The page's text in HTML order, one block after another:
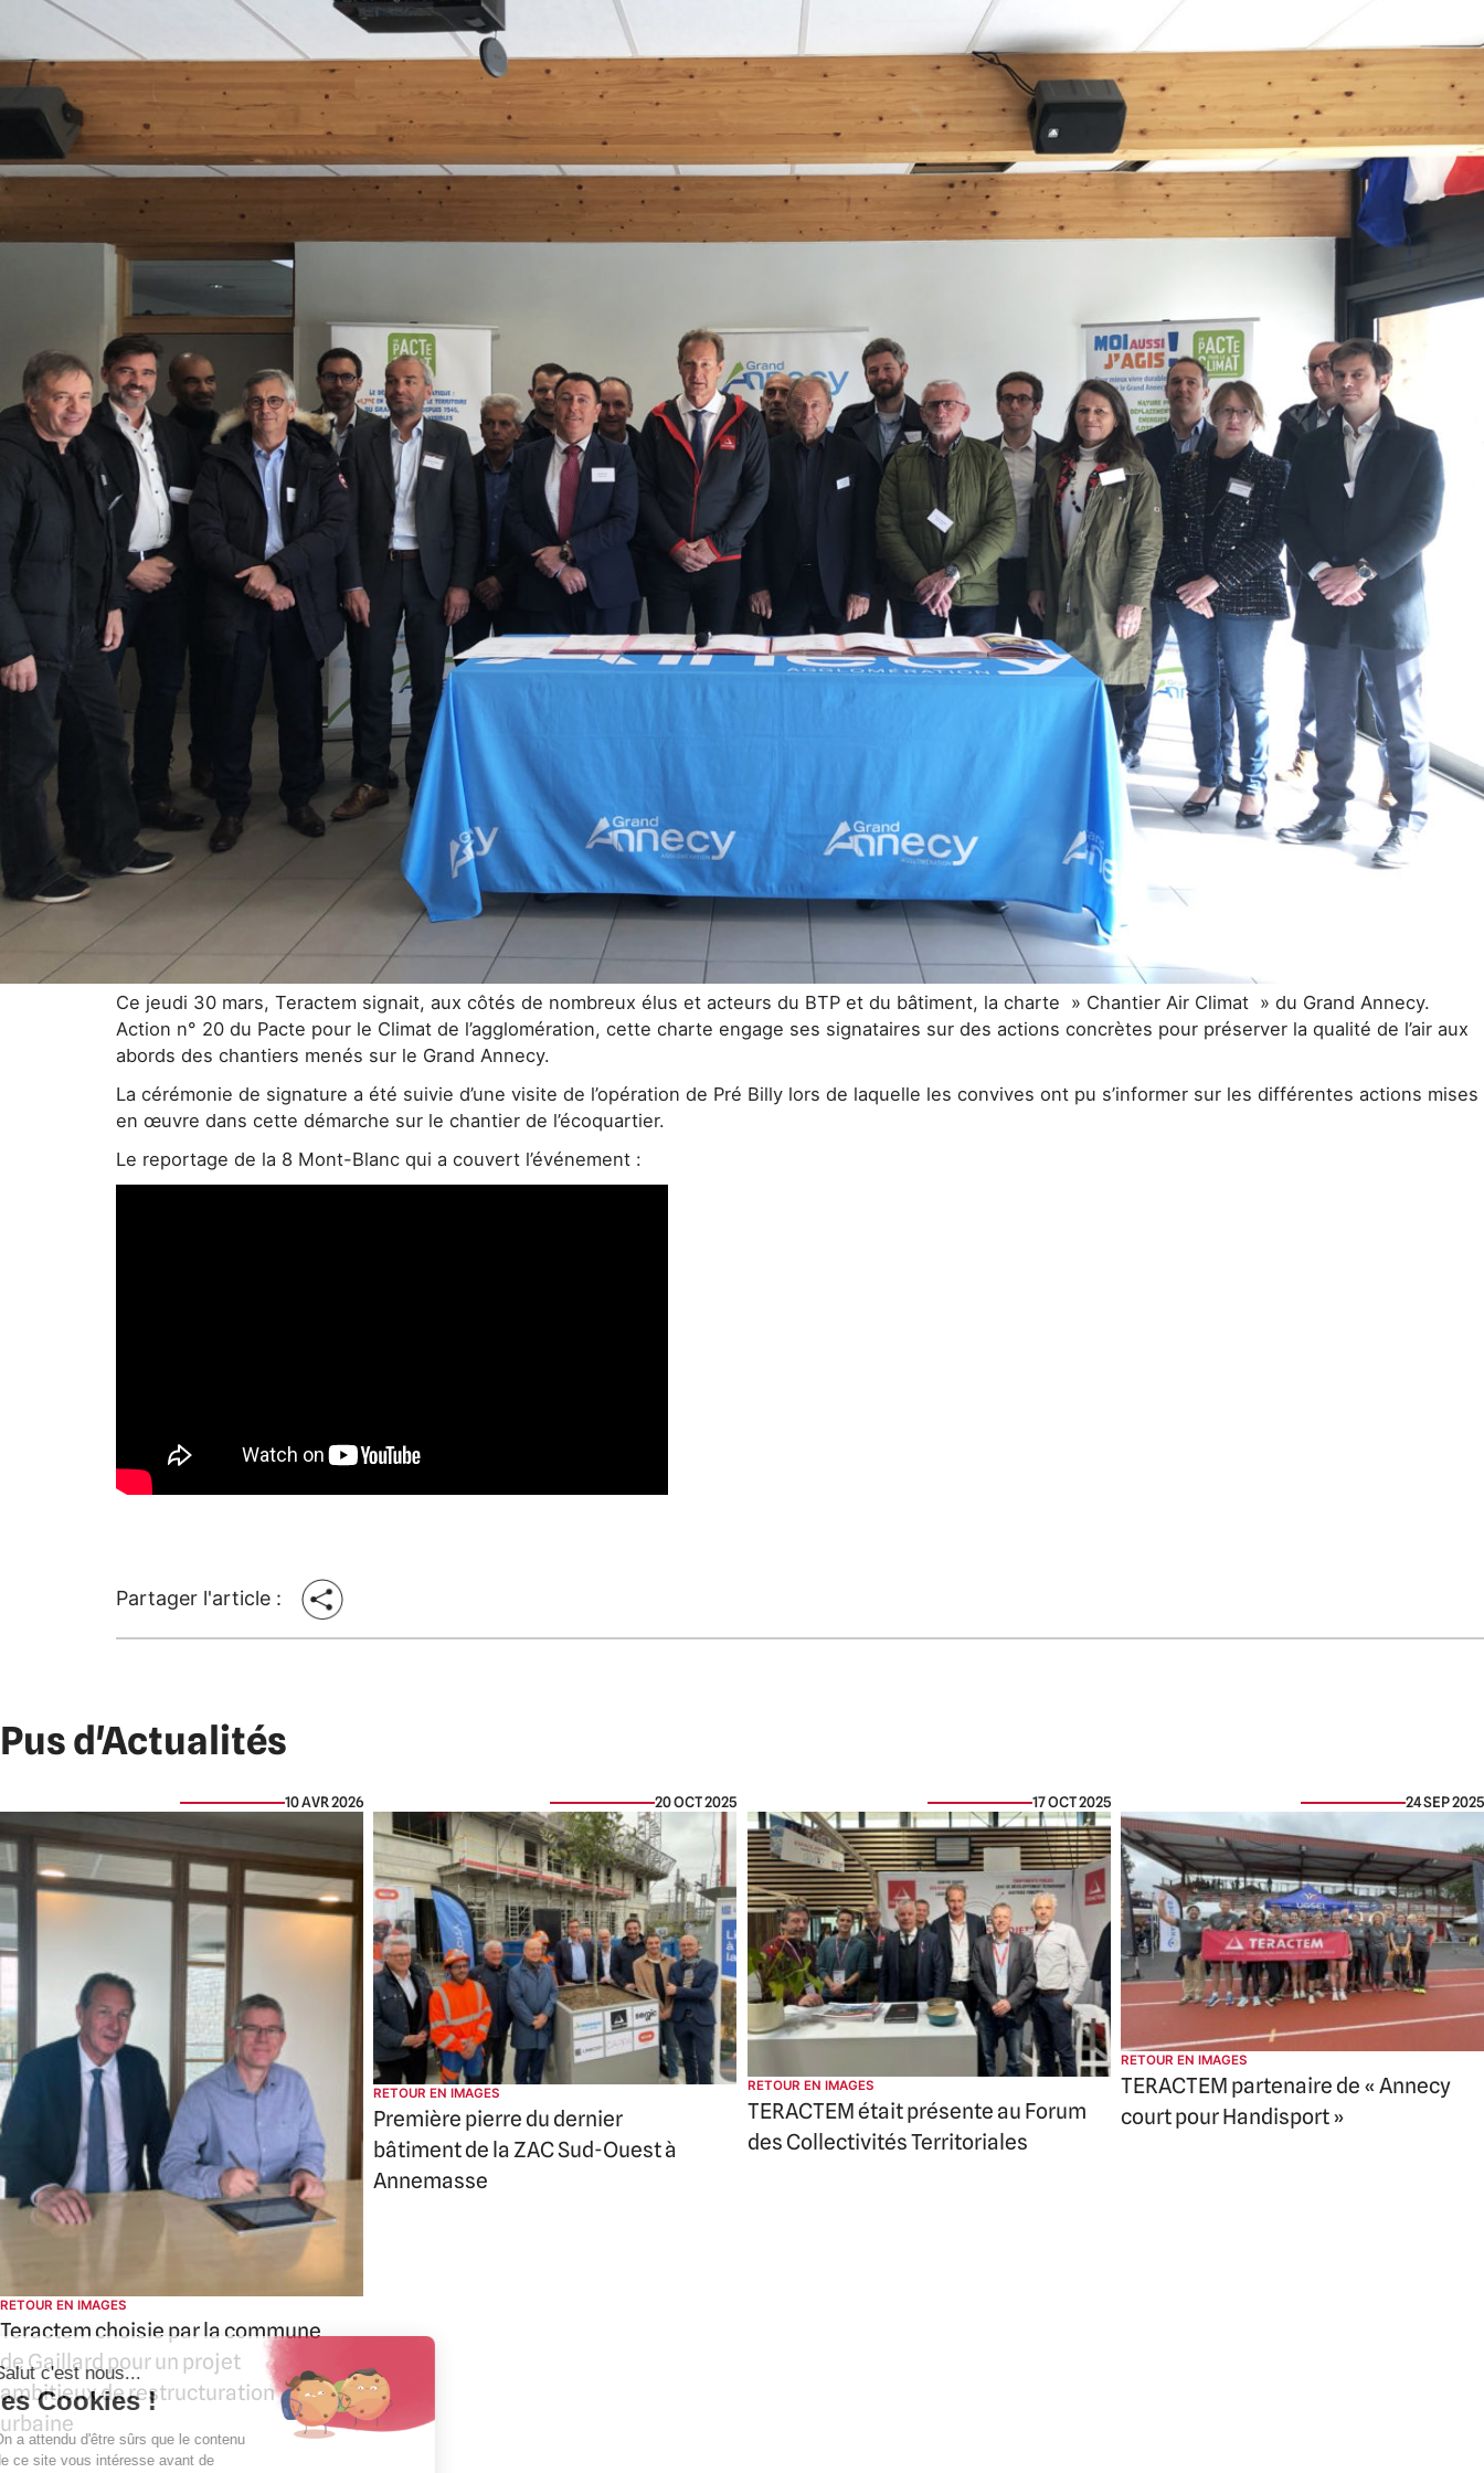
Ce jeudi 30 mars, Teractem signait, aux côtés de nombreux élus et acteurs du BTP et du bâtiment, la charte » Chantier Air Climat » du Grand Annecy.
Action n° 20 du Pacte pour le Climat de l’agglomération, cette charte engage ses signataires sur des actions concrètes pour préserver la qualité de l’air aux
abords des chantiers menés sur le Grand Annecy.
La cérémonie de signature a été suivie d’une visite de l’opération de Pré Billy lors de laquelle les convives ont pu s’informer sur les différentes actions mises
en œuvre dans cette démarche sur le chantier de l’écoquartier.
Le reportage de la 8 Mont-Blanc qui a couvert l’événement :
Partager l'article :
Pus d'Actualités
10 AVR 2026
RETOUR EN IMAGES
Teractem choisie par la commune
de Gaillard pour un projet
ambitieux de restructuration
urbaine
20 OCT 2025
RETOUR EN IMAGES
Première pierre du dernier
bâtiment de la ZAC Sud-Ouest à
Annemasse
17 OCT 2025
RETOUR EN IMAGES
TERACTEM était présente au Forum
des Collectivités Territoriales
24 SEP 2025
RETOUR EN IMAGES
TERACTEM partenaire de « Annecy
court pour Handisport »